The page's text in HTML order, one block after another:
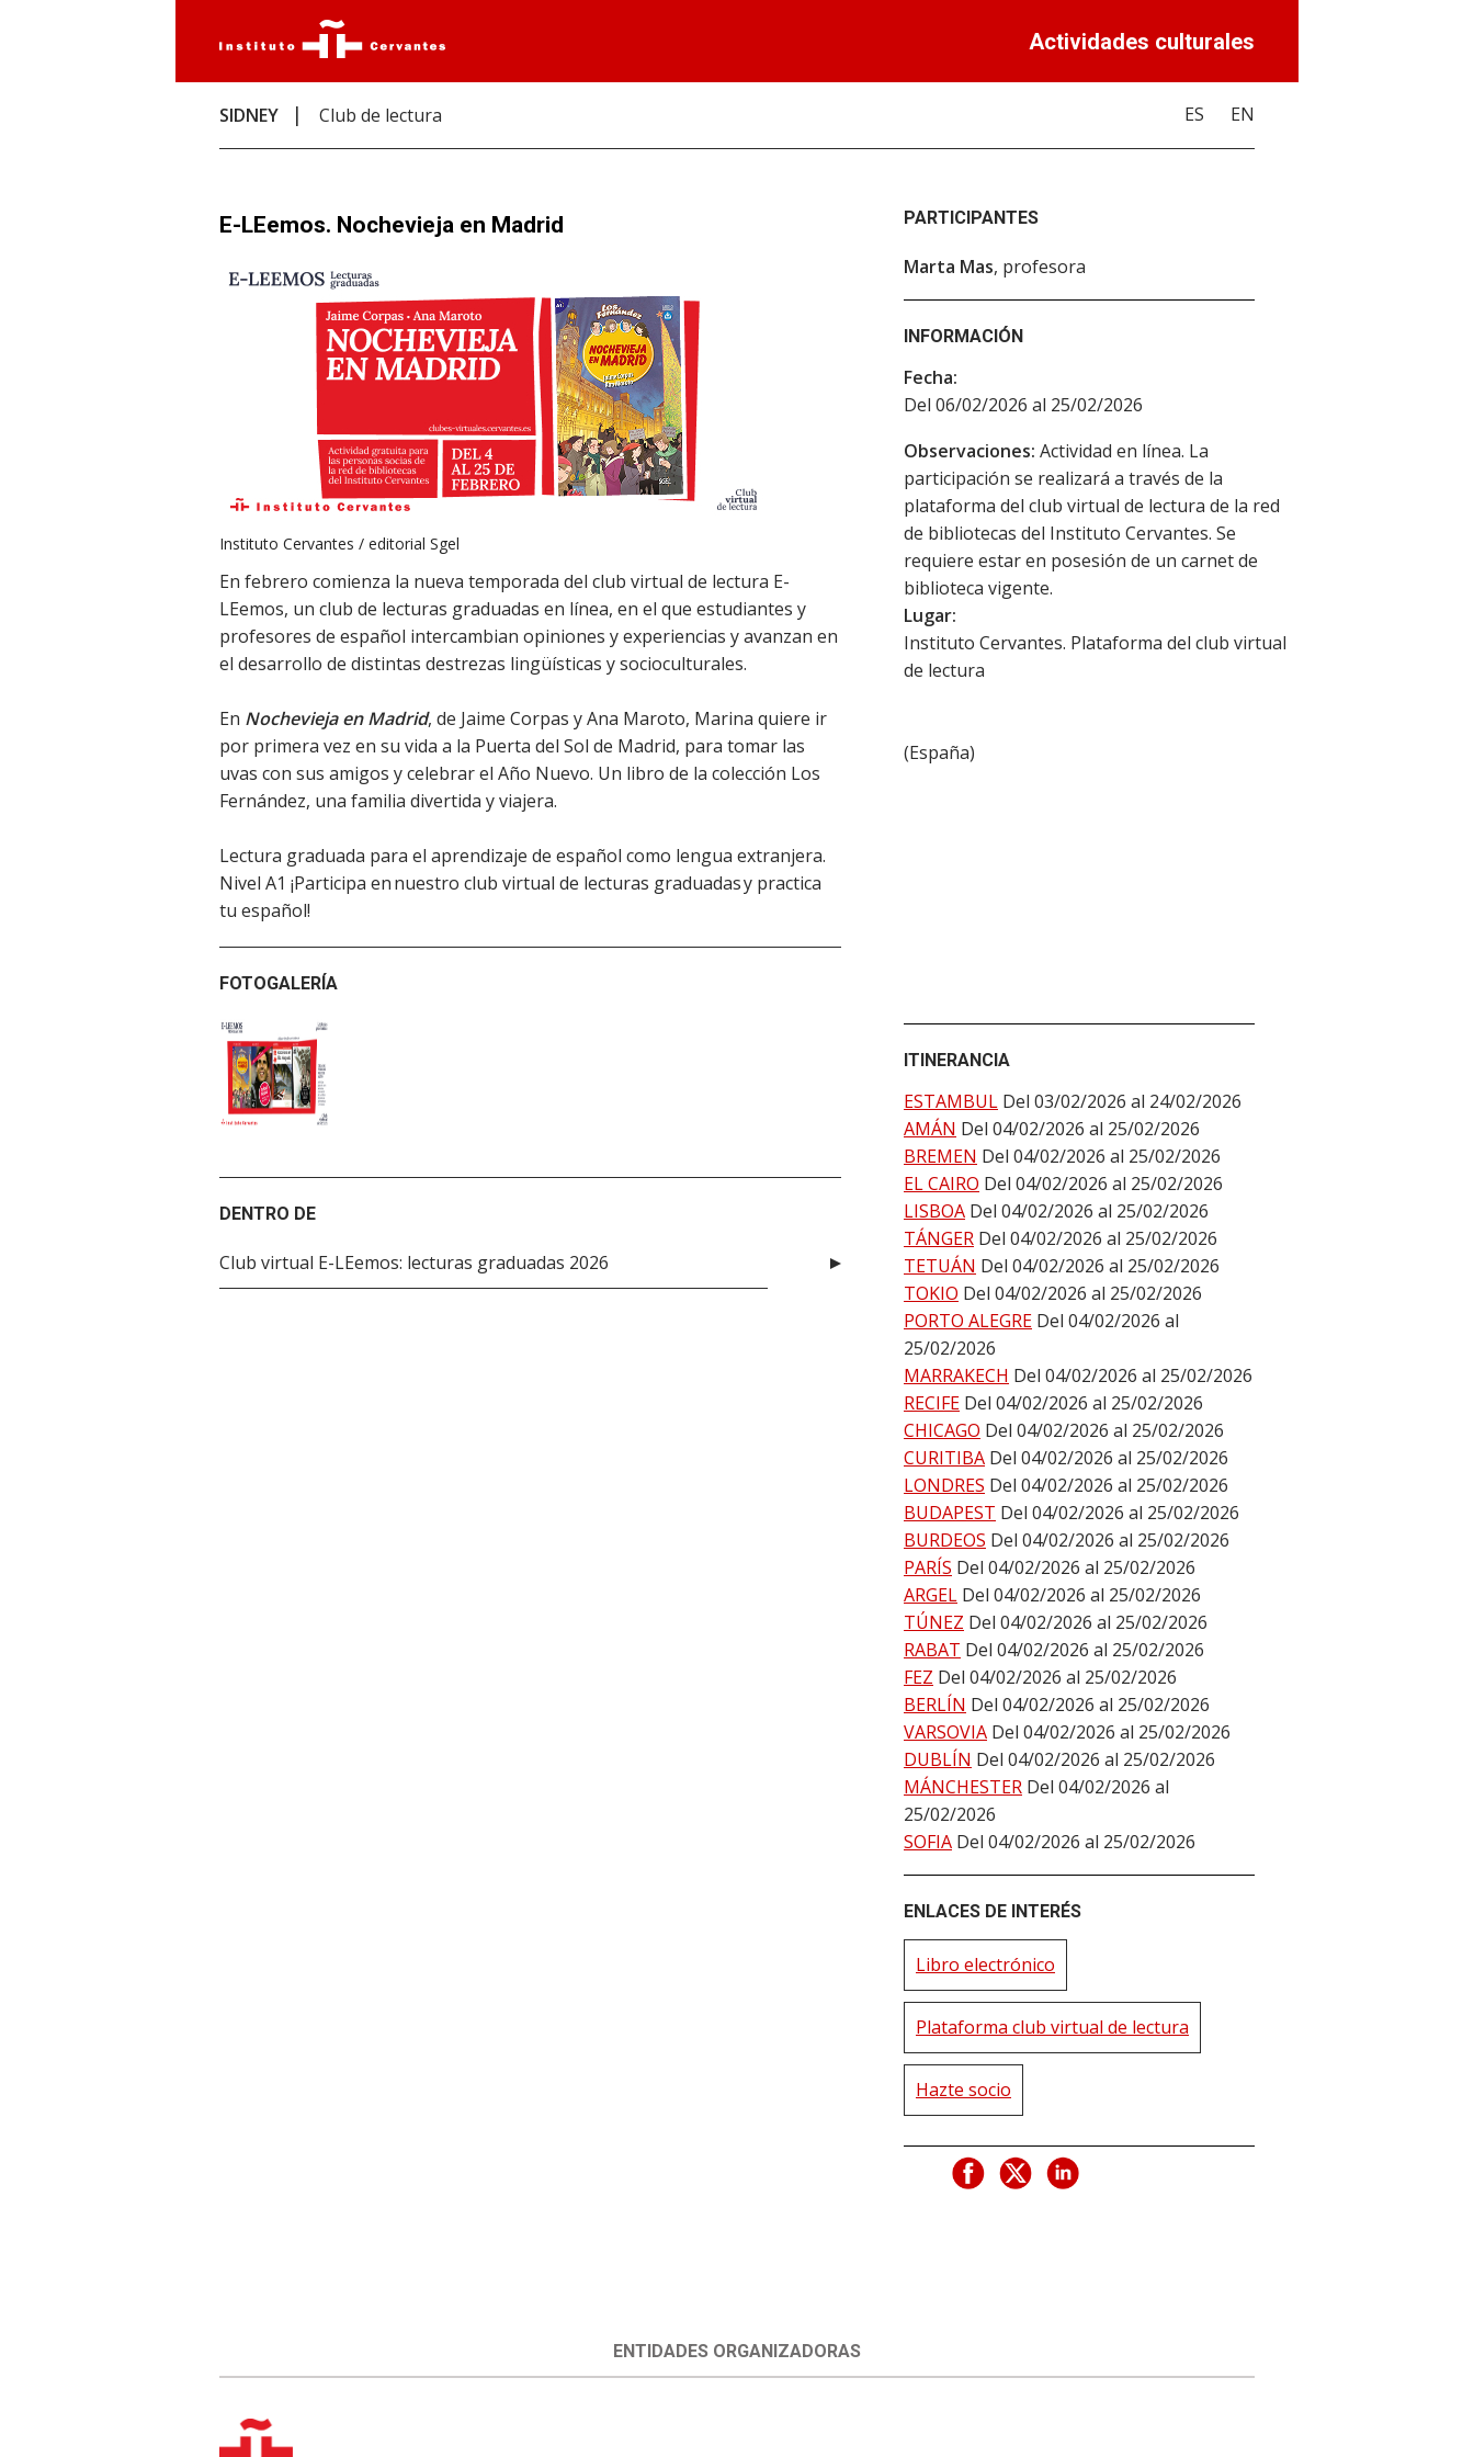
Actividades culturales
SIDNEY Club de lectura ES EN
E-LEemos. Nochevieja en Madrid
Instituto Cervantes / editorial Sgel
En febrero comienza la nueva temporada del club virtual de lectura E-
LEemos, un club de lecturas graduadas en línea, en el que estudiantes y
profesores de español intercambian opiniones y experiencias y avanzan en
el desarrollo de distintas destrezas lingüísticas y socioculturales.
En Nochevieja en Madrid, de Jaime Corpas y Ana Maroto, Marina quiere ir
por primera vez en su vida a la Puerta del Sol de Madrid, para tomar las
uvas con sus amigos y celebrar el Año Nuevo. Un libro de la colección Los
Fernández, una familia divertida y viajera.
Lectura graduada para el aprendizaje de español como lengua extranjera.
Nivel A1 ¡Participa en nuestro club virtual de lecturas graduadas y practica
tu español!
FOTOGALERÍA
DENTRO DE
Club virtual E-LEemos: lecturas graduadas 2026
PARTICIPANTES
Marta Mas, profesora
INFORMACIÓN
Fecha:
Del 06/02/2026 al 25/02/2026
Observaciones: Actividad en línea. La
participación se realizará a través de la
plataforma del club virtual de lectura de la red
de bibliotecas del Instituto Cervantes. Se
requiere estar en posesión de un carnet de
biblioteca vigente.
Lugar:
Instituto Cervantes. Plataforma del club virtual
de lectura
(España)
ITINERANCIA
ESTAMBUL Del 03/02/2026 al 24/02/2026
AMÁN Del 04/02/2026 al 25/02/2026
BREMEN Del 04/02/2026 al 25/02/2026
EL CAIRO Del 04/02/2026 al 25/02/2026
LISBOA Del 04/02/2026 al 25/02/2026
TÁNGER Del 04/02/2026 al 25/02/2026
TETUÁN Del 04/02/2026 al 25/02/2026
TOKIO Del 04/02/2026 al 25/02/2026
PORTO ALEGRE Del 04/02/2026 al
25/02/2026
MARRAKECH Del 04/02/2026 al 25/02/2026
RECIFE Del 04/02/2026 al 25/02/2026
CHICAGO Del 04/02/2026 al 25/02/2026
CURITIBA Del 04/02/2026 al 25/02/2026
LONDRES Del 04/02/2026 al 25/02/2026
BUDAPEST Del 04/02/2026 al 25/02/2026
BURDEOS Del 04/02/2026 al 25/02/2026
PARÍS Del 04/02/2026 al 25/02/2026
ARGEL Del 04/02/2026 al 25/02/2026
TÚNEZ Del 04/02/2026 al 25/02/2026
RABAT Del 04/02/2026 al 25/02/2026
FEZ Del 04/02/2026 al 25/02/2026
BERLÍN Del 04/02/2026 al 25/02/2026
VARSOVIA Del 04/02/2026 al 25/02/2026
DUBLÍN Del 04/02/2026 al 25/02/2026
MÁNCHESTER Del 04/02/2026 al
25/02/2026
SOFIA Del 04/02/2026 al 25/02/2026
ENLACES DE INTERÉS
Libro electrónico
Plataforma club virtual de lectura
Hazte socio
ENTIDADES ORGANIZADORAS